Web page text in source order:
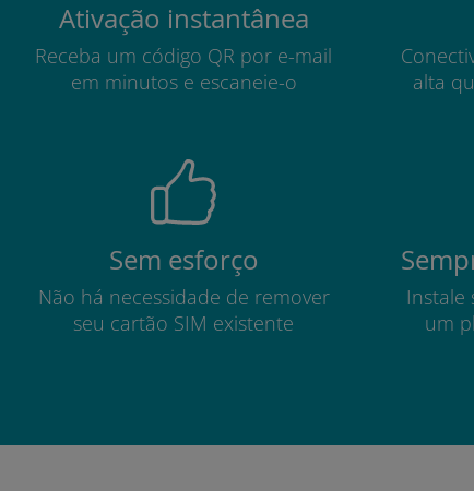
Ativação instantânea
Receba um código QR por e-mail
em minutos e escaneie-o
alta
Sem esforço
Não há necessidade de remover
seu cartão SIM existente
Instale
um